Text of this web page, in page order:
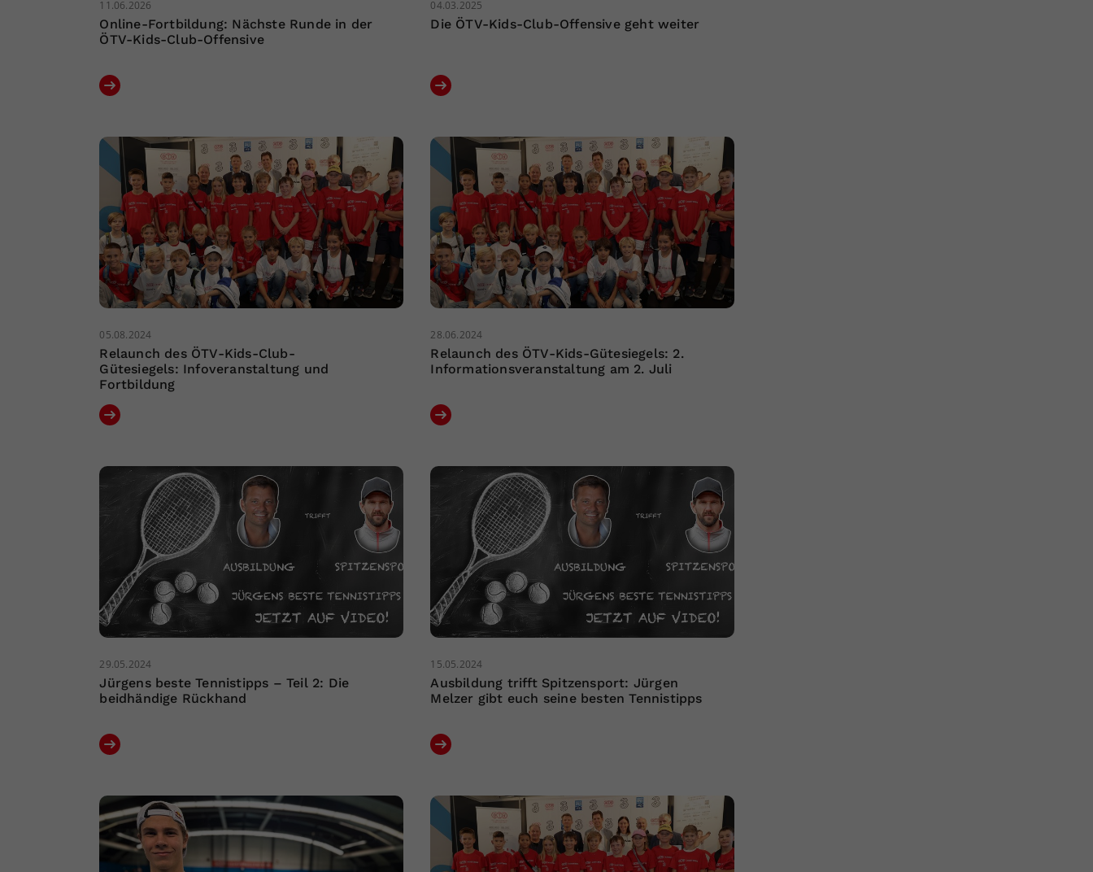
11.06.2026
Online-Fortbildung: Nächste Runde in der
ÖTV-Kids-Club-Offensive
04.03.2025
Die ÖTV-Kids-Club-Offensive geht weiter
05.08.2024
Relaunch des ÖTV-Kids-Club-
Gütesiegels: Infoveranstaltung und
Fortbildung
28.06.2024
Relaunch des ÖTV-Kids-Gütesiegels: 2.
Informationsveranstaltung am 2. Juli
29.05.2024
Jürgens beste Tennistipps – Teil 2: Die
beidhändige Rückhand
15.05.2024
Ausbildung trifft Spitzensport: Jürgen
Melzer gibt euch seine besten Tennistipps